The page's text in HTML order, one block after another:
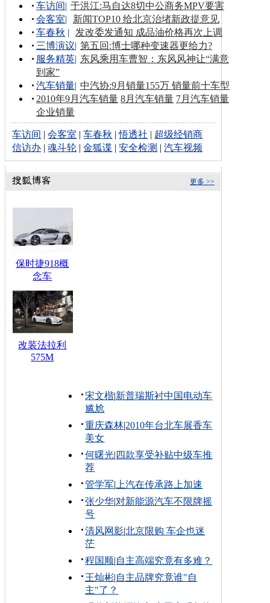
车访间| 于洪江:马自达8切中公商务MPV要害
会客室|
新闻TOP10 给北京治堵新政提意见
车春秋 |
发改委发通知 成品油价格再次上调
三博演议| 第五回:博士哪种变速器更给力?
服务精英| 东风乘用车曹智：东风风神让“满意
到家”
汽车销量| 中汽协:9月销量155万 销量前十车型
2010年9月汽车销量 8月汽车销量 7月汽车销量
企业销量
车访间 |会客室 |车春秋 |悟透社 | 超级经销商
信访办 |魂斗轮 |金狐谍 |安全检测 |汽车视频
更多 >>
保时捷918概
念车
改装法拉利
575M
宋文楷|新普瑞斯衬中国电动车
尴尬
重庆森林|2010年台北车展香车
美女
何曙光| 四款享受补贴中级车推
荐
管学军| 上汽在传承路上加速
张少华|对新能源汽车不限牌摇
号
清风网影|北京限购 车企也迷
茫
程国顺|自主高端究竟有多难？
王灿彬|自主品牌究竟谁"自
主"了？